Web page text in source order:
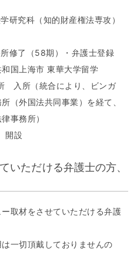
究科（知的財産権法専攻）
修了（58期）・弁護士登録
和国上海市 東華大学留学
入所（統合により、ビンガ
（外国法共同事業）を経て、
事務所）
開設
いただける弁護士の方、
取材をさせていただける弁護
一切頂戴しておりませんの